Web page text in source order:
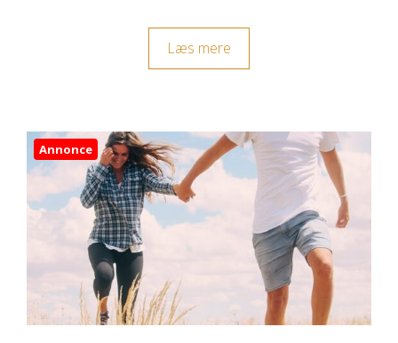
Læs mere
Annonce